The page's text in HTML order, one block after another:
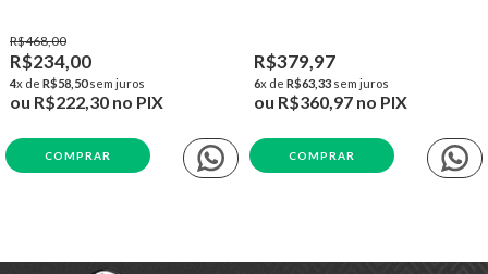
R$468,00
R$234,00
4x de R$58,50sem juros
ou R$222,30 no PIX
COMPRAR
R$379,97
6x de R$63,33 sem juros
ou R$360,97 no PIX
COMPRAR